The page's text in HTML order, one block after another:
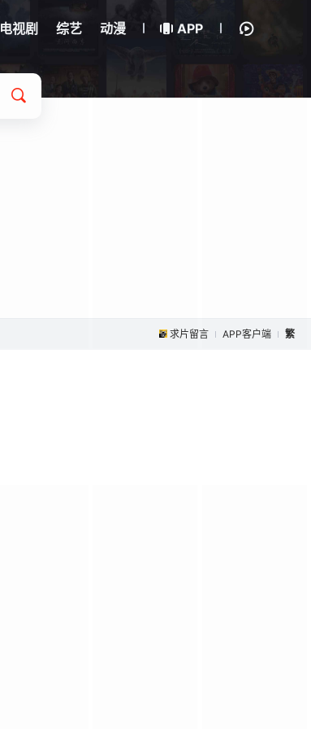
电视剧 综艺 动漫 APP
求片留言 APP客户端 繁